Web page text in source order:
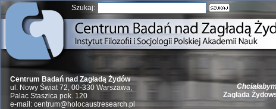
Szukaj:
Zagłada
Centrum Badań nad Zagładą Żydów
ul. Nowy Świat 72, 00-330 Warszawa;
Palac Staszica pok. 120
e-mail: centrum@holocaustresearch.pl